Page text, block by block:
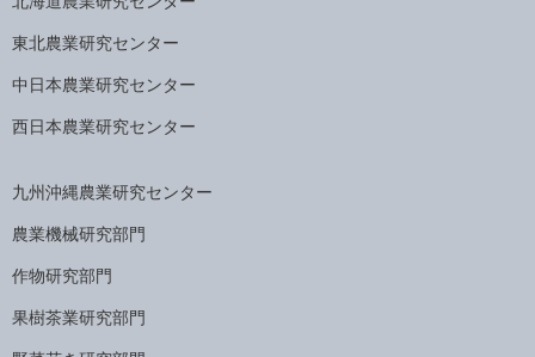
東北農業研究センター
中日本農業研究センター
西日本農業研究センター
九州沖縄農業研究センター
農業機械研究部門
作物研究部門
果樹茶業研究部門